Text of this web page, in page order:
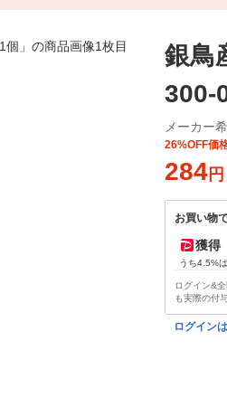
銀鳥
300-
メーカー
26%OFF価
284 円
お買い物
獲得
うち4.5%は
ログイン&
も実際の付
ログイン